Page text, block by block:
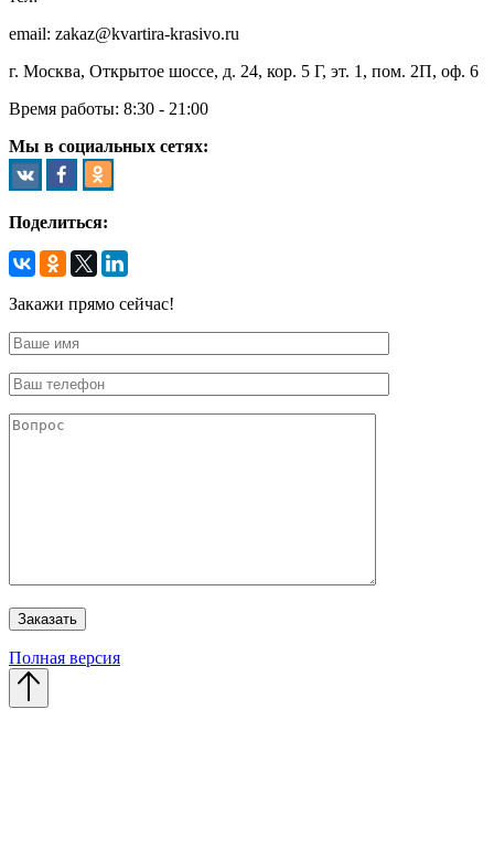
email: zakaz@kvartira-krasivo.ru
г. Москва, Открытое шоссе, д. 24, кор. 5 Г, эт. 1, пом. 2П, оф. 6
Время работы: 8:30 - 21:00
Мы в социальных сетях:
Поделиться:
Закажи прямо сейчас!
Полная версия